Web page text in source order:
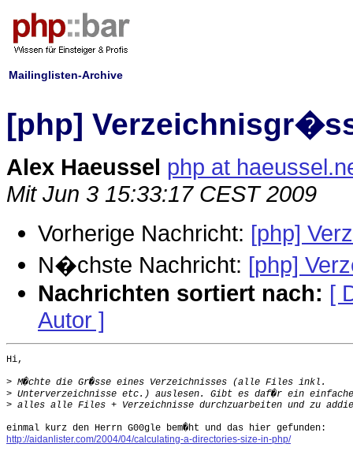
Mailinglisten-Archive
[php]
Alex Haeussel php at
Mit Jun 3 15:33:17 CEST 2009
Vorherige Nachricht: [php]
N�chste Nachricht: [php]
Nachrichten sortiert nach: [
Autor ]
Hi,
>
>
>
http://aidanlister.com/2004/04/calculating-a-directories-size-in-php/